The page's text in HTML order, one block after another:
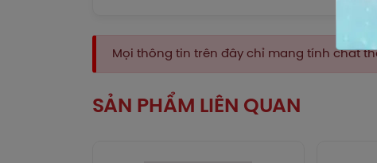
Người
Mọi thông tin trên đây chỉ mang tính chất
SẢN PHẨM LIÊN QUAN